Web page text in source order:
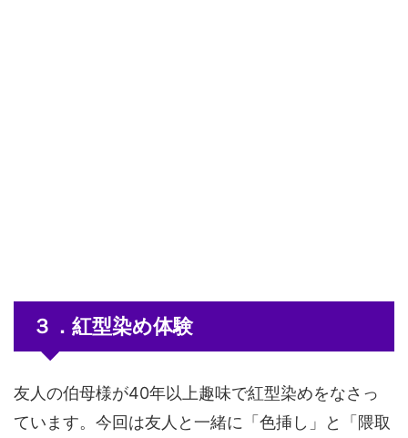
３．紅型染め体験
友人の伯母様が40年以上趣味で紅型染めをなさっ
ています。今回は友人と一緒に「色挿し」と「隈取